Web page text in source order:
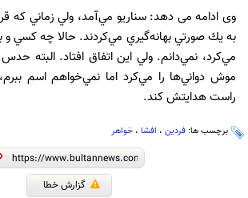
وی ادامه می دهد: سناريو مي‌آمد، ولي زماني كه
به يك صورتي بهانه‌‌گيري مي‌كردند. حالا چه كسي و
مي‌كرد، نمي‌دانم. ولي اين اتفاق افتاد. البته
موش دواني‌ها را مي‌كرد اما نمي‌خواهم اسم ببرم،
راست هدايتش كند.
برچسب ها: فردین ، افشا ، خواهر
گزارش خطا